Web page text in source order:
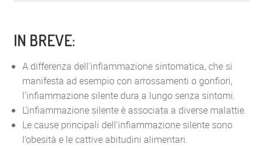
IN BREVE:
A differenza dell’infiammazione sintomatica, che si
manifesta ad esempio con arrossamenti o gonfiori,
l’infiammazione silente dura a lungo senza sintomi.
L’infiammazione silente è associata a diverse malattie.
Le cause principali dell’infiammazione silente sono
l’obesità e le cattive abitudini alimentari.